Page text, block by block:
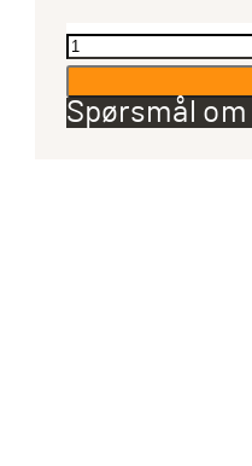
Wharfedale
Pro
DP-
4035F/N
Spørsmål